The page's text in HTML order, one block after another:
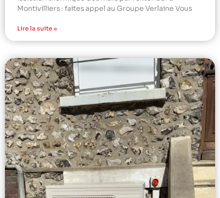
Montivilliers : faites appel au Groupe Verlaine Vous
Lire la suite »